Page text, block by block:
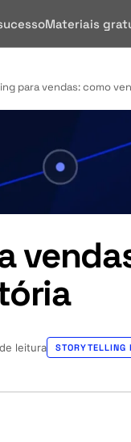
Materiais
para vendas: como
leitura STORYTELLING